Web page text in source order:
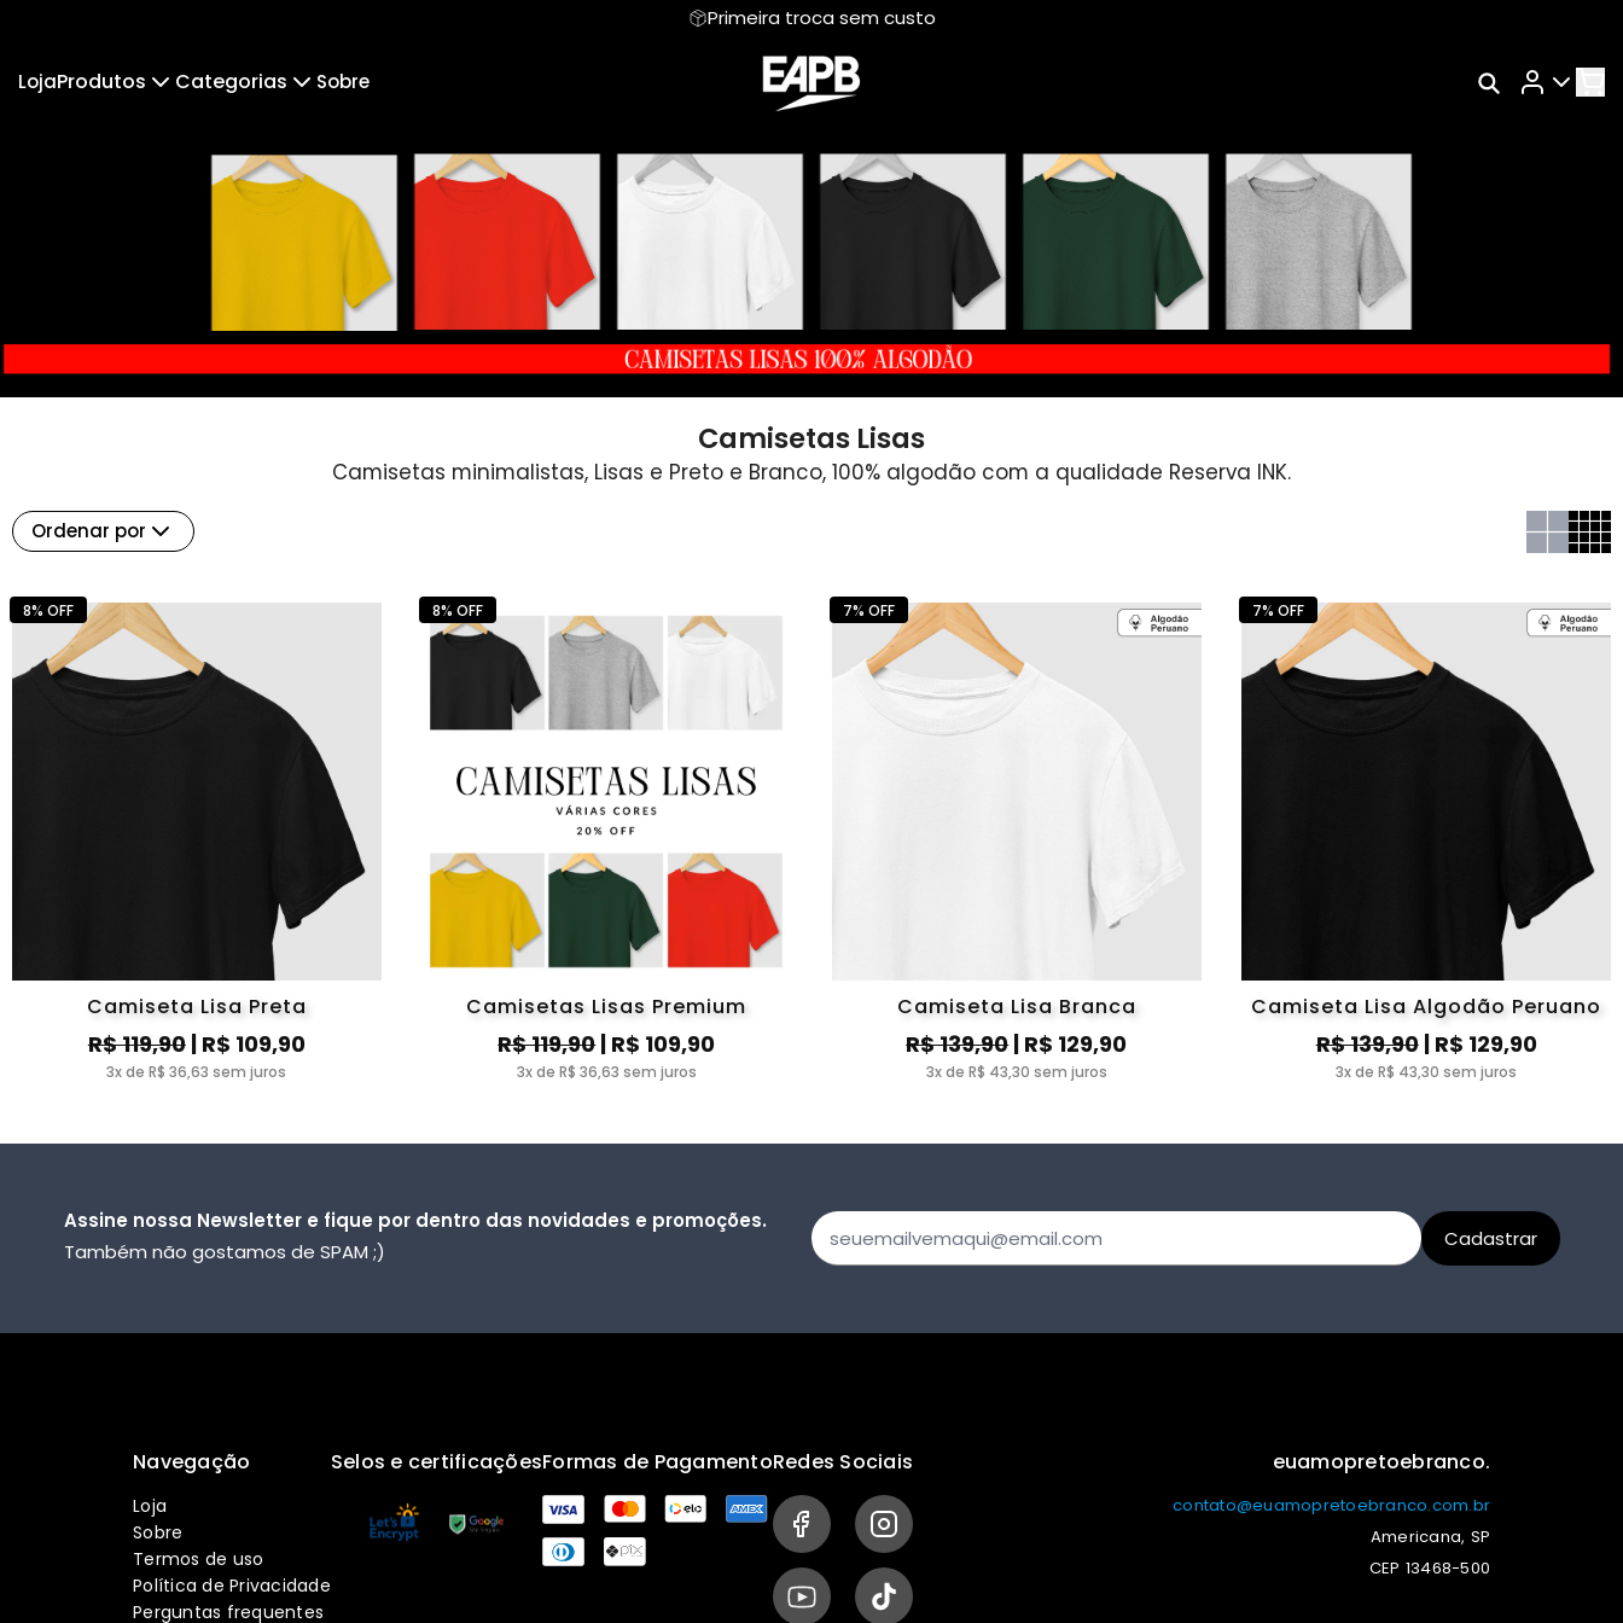
Primeira troca sem custo
LojaProdutos
Cropped Moletom Hoodie Moletom Suéter Moletom
Camiseta Oversized
Categorias
Camisetas Lisas Notas Mentais Personalizadas
Dia das Mães
Sobre
Trocar Meu Pedido
Avaliar Meu Pedido
Camisetas Lisas
Camisetas minimalistas, Lisas e Preto e Branco, 100% algodão com a qualidade Reserva INK.
Ordenar por
Camiseta Lisa Preta
R$ 119,90| R$ 109,90
3x de R$ 36,63 sem juros
8% OFF
Camisetas Lisas Premium
R$ 119,90| R$ 109,90
3x de R$ 36,63 sem juros
8% OFF
Camiseta Lisa Branca
R$ 139,90| R$ 129,90
3x de R$ 43,30 sem juros
7% OFF
Camiseta Lisa Algodão Peruano
R$ 139,90| R$ 129,90
3x de R$ 43,30 sem juros
7% OFF
Assine nossa Newsletter e fique por dentro das novidades e promoções.
Também não gostamos de SPAM ;)
Navegação
Loja
Sobre
Termos de uso
Política de Privacidade
Perguntas frequentes
Selos e certificaçõesFormas de PagamentoRedes Sociais euamopretoebranco.
contato@euamopretoebranco.com.br
Americana, SP
CEP 13468-500